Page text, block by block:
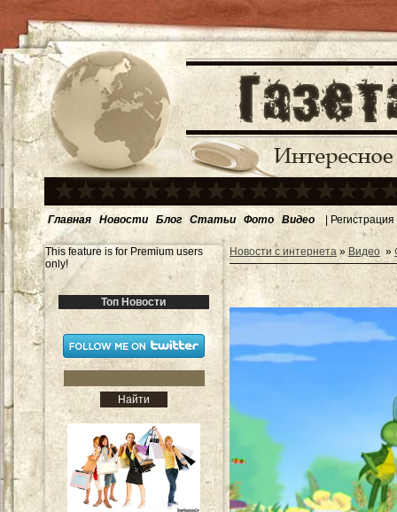
Главная Новости Блог Статьи Фото Видео | Регистрация
This feature is for Premium users
only!
Топ Новости
Новости с интернета » Видео »